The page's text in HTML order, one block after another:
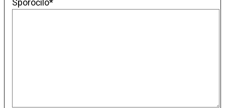
Sporočilo*